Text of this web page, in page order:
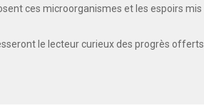
ces microorganismes et les espoirs mis
le lecteur curieux des progrès offerts